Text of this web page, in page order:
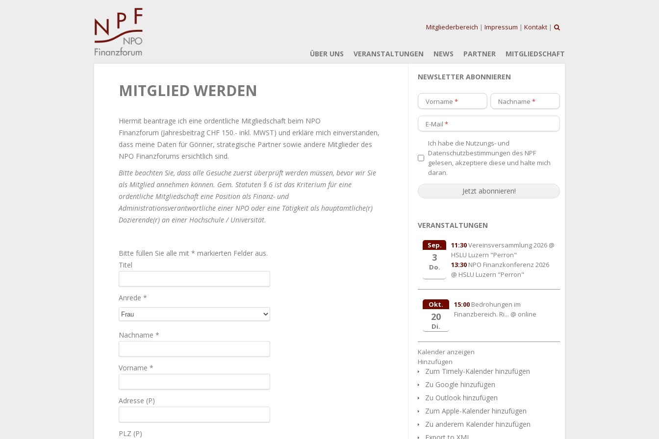
Mitgliederbereich | Impressum | Kontakt |
ÜBER UNS VERANSTALTUNGEN NEWS PARTNER MITGLIEDSCHAFT
MITGLIED WERDEN
Hiermit beantrage ich eine ordentliche Mitgliedschaft beim NPO
Finanzforum (Jahresbeitrag CHF 150.- inkl. MWST) und erkläre mich einverstanden,
dass meine Daten für Gönner, strategische Partner sowie andere Mitglieder des
NPO Finanzforums ersichtlich sind.
Bitte beachten Sie, dass alle Gesuche zuerst überprüft werden müssen, bevor wir Sie
als Mitglied annehmen können. Gem. Statuten § 6 ist das Kriterium für eine
ordentliche Mitgliedschaft eine Position als Finanz- und
Administrationsverantwortliche einer NPO oder eine Tätigkeit als hauptamtliche(r)
Dozierende(r) an einer Hochschule / Universität.
Bitte füllen Sie alle mit * markierten Felder aus.
Titel
Anrede *
Nachname *
Vorname *
Adresse (P)
PLZ (P)
NEWSLETTER ABONNIEREN
Vorname Nachname
E-Mail
Ich habe die Nutzungs- und
Datenschutzbestimmungen des NPF
gelesen, akzeptiere diese und halte mich
daran.
VERANSTALTUNGEN
Sep.
3
Do.
11:30Vereinsversammlung 2026 @
HSLU Luzern "Perron"
13:30 NPO Finanzkonferenz 2026
@ HSLU Luzern "Perron"
Okt.
20
Di.
15:00 Bedrohungen im
Finanzbereich. Ri... @ online
Kalender anzeigen
Hinzufügen
Zum Timely-Kalender hinzufügen
Zu Google hinzufügen
Zu Outlook hinzufügen
Zum Apple-Kalender hinzufügen
Zu anderem Kalender hinzufügen